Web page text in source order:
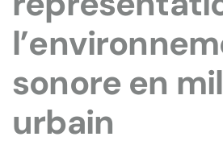
sonore en
urbain